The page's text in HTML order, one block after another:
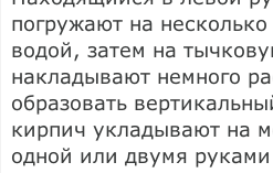
погружают на
водой, затем на
накладывают немного
образовать
кирпич укладывают на
одной или двумя